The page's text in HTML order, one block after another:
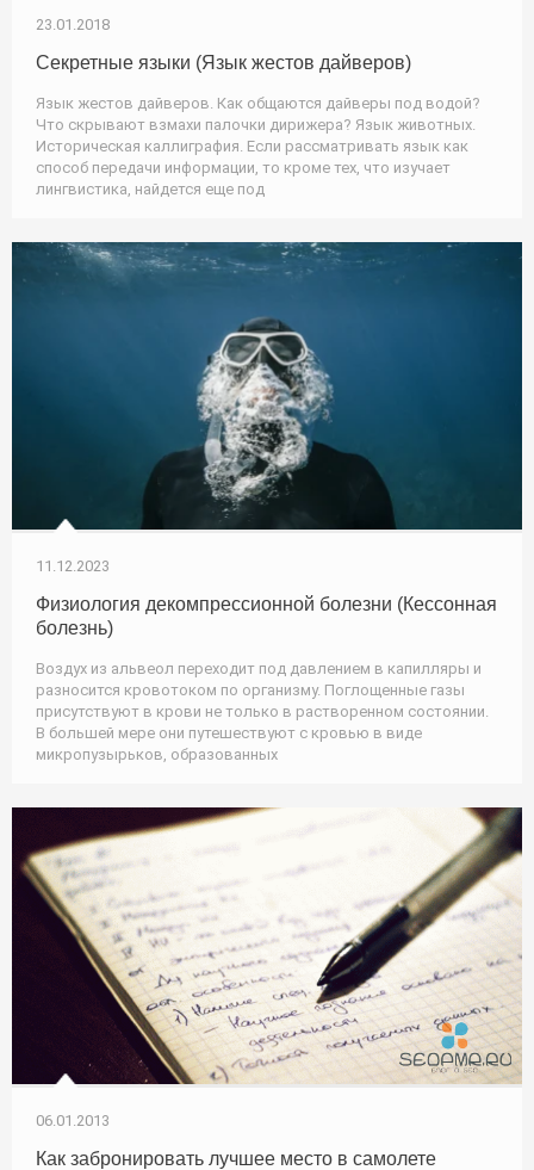
23.01.2018
Секретные языки (Язык жестов дайверов)
Язык жестов дайверов. Как общаются дайверы под водой?
Что скрывают взмахи палочки дирижера? Язык животных.
Историческая каллиграфия. Если рассматривать язык как
способ передачи информации, то кроме тех, что изучает
лингвистика, найдется еще под
11.12.2023
Физиология декомпрессионной болезни (Кессонная
болезнь)
Воздух из альвеол переходит под давлением в капилляры и
разносится кровотоком по организму. Поглощенные газы
присутствуют в крови не только в растворенном состоянии.
В большей мере они путешествуют с кровью в виде
микропузырьков, образованных
06.01.2013
Как забронировать лучшее место в самолете